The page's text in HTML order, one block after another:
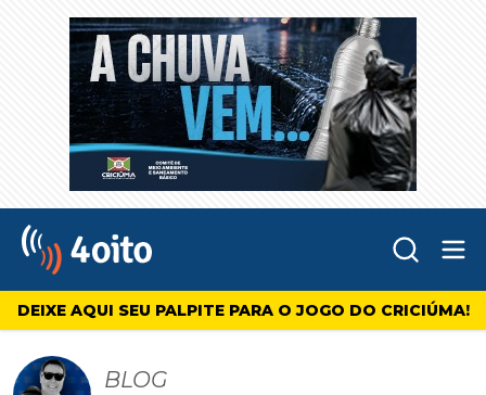
4oito
DEIXE AQUI SEU PALPITE PARA O JOGO DO CRICIÚMA!
BLOG